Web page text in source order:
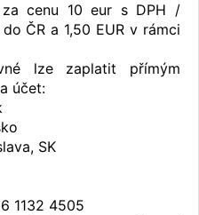
za cenu 10 eur s DPH /
ČR a 1,50 EUR v rámci
lze zaplatit přímým
účet:
SK
1132 4505